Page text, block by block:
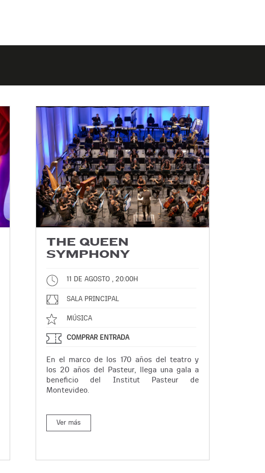
THE QUEEN
SYMPHONY
11 DE AGOSTO , 20:00H
SALA PRINCIPAL
MÚSICA
COMPRAR ENTRADA
En el marco de los 170 años del teatro y
los 20 años del Pasteur, llega una gala a
beneficio del Institut Pasteur de
Montevideo.
Ver más